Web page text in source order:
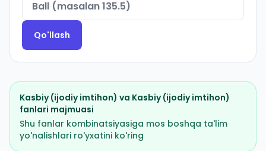
Qo'llash
Kasbiy (ijodiy imtihon) va Kasbiy (ijodiy imtihon)
fanlari majmuasi
Shu fanlar kombinatsiyasiga mos boshqa ta'lim
yo'nalishlari ro'yxatini ko'ring